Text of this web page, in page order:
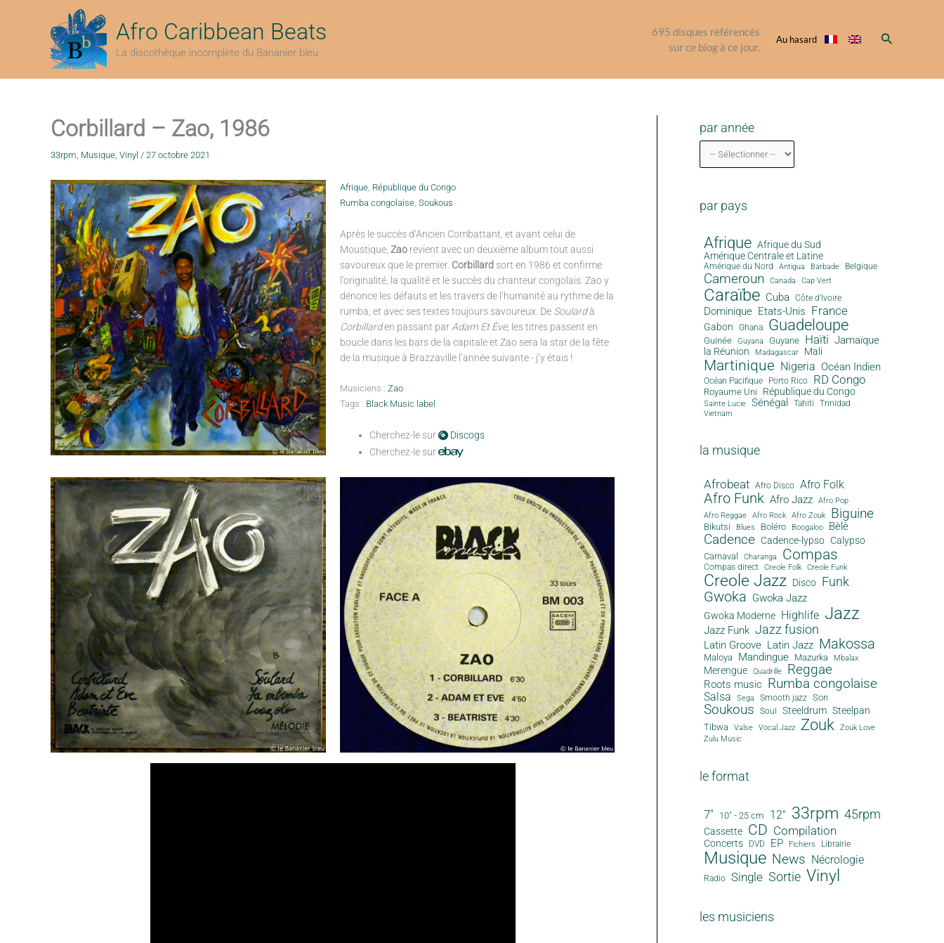
Afro Caribbean Beats
La discothèque incomplète du Bananier bleu
695 disques référencés
sur ce blog à ce jour.
Au hasard Rechercher
Corbillard – Zao, 1986
33rpm, Musique, Vinyl / 27 octobre 2021
Afrique, République du Congo
Rumba congolaise, Soukous
Après le succès d’Ancien Combattant, et avant celui de
Moustique, Zaorevient avec un deuxième album tout aussi
savoureux que le premier. Corbillard sort en 1986 et confirme
l’originalité, la qualité et le succès du chanteur congolais. Zao y
dénonce les défauts et les travers de l’humanité au rythme de la
rumba, et avec ses textes toujours savoureux. De Soulardà
Corbillarden passant par Adam Et Ève, les titres passent en
boucle dans les bars de la capitale et Zao sera la star de la fête
de la musique à Brazzaville l’année suivante - j’y étais !
Musiciens : Zao
Tags : Black Music label
Cherchez-le sur
Discogs
Cherchez-le sur
par année
par pays
Afrique Afrique du Sud
Amérique Centrale et Latine
Amérique du Nord Antigua Barbade Belgique
Cameroun Canada Cap Vert
Caraïbe Cuba Côte d'Ivoire
Dominique Etats-Unis France
Gabon Ghana Guadeloupe
Guinée Guyana Guyane Haïti Jamaïque
la Réunion Madagascar Mali
Martinique Nigeria Océan Indien
Océan Pacifique Porto Rico RD Congo
Royaume Uni République du Congo
Sainte Lucie Sénégal Tahiti Trinidad
Vietnam
la musique
Afrobeat Afro Disco Afro Folk
Afro Funk Afro Jazz
Afro Pop
Afro Reggae
Afro Rock Afro Zouk Biguine
Bikutsi Blues Boléro Boogaloo Bèlè
Cadence Cadence-lypso Calypso
Carnaval Charanga Compas
Compas direct Creole Folk Creole Funk
Creole Jazz Disco Funk
Gwoka Gwoka Jazz
Gwoka Moderne Highlife Jazz
Jazz Funk Jazz fusion
Latin Groove Latin Jazz Makossa
Maloya Mandingue Mazurka Mbalax
Merengue Quadrille Reggae
Roots music Rumba congolaise
Salsa Sega Smooth jazz Son
Soukous Soul Steeldrum Steelpan
Tibwa Valse Vocal Jazz Zouk
Zouk Love
Zulu Music
le format
7" 10" - 25 cm 12" 33rpm 45rpm
Cassette CD Compilation
Concerts DVD EP Fichiers Librairie
Musique News Nécrologie
Radio Single Sortie Vinyl
les musiciens